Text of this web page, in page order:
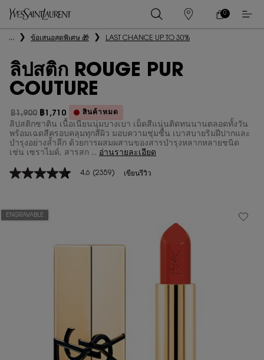
ร้าน
ค้า
ตะกร้า
0
0 PRODUCT IN
เนื้อหาหลัก
... ข้อเสนอสุดพิเศษ 🎁 LAST CHANCE UP TO 30%
ลิปสติก ROUGE PUR
COUTURE
ราคาเก่า
฿1,900
ราคาใหม่
฿1,710 สินค้าหมด
ลิปสติกซาติน เนื้อเนียนนุ่มบางเบา เม็ดสีแน่นติดทนนานตลอดทั้งวัน
พร้อมเฉดสีครอบคลุมทุกสีผิว มอบความชุ่มชื้น เบาสบายริมฝีปากและ
บำรุงอย่างล้ำลึก ด้วยการผสมผสานของสารบำรุงหลากหลายชนิด
เช่น เซราไมด์, สารสก ... อ่านรายละเอียด
4.6
ค่า
4.6 (2359) เขียนรีวิว
ENGRAVABLE